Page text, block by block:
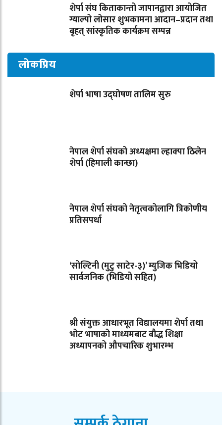
शेर्पा संघ किताकान्तो जापानद्वारा आयोजित
ग्याल्पो लोसार शुभकामना आदान–प्रदान तथा
बृहत् सांस्कृतिक कार्यक्रम सम्पन्न
लोकप्रिय
शेर्पा भाषा उद्घोषण तालिम सुरु
नेपाल शेर्पा संघको अध्यक्षमा ल्हाक्पा ठिलेन
शेर्पा (हिमाली कान्छा)
नेपाल शेर्पा संघको नेतृत्वकोलागि त्रिकोणीय
प्रतिसपर्धा
‘सोल्टिनी (मुटु साटेर-३)’ म्युजिक भिडियो
सार्वजनिक (भिडियो सहित)
श्री संयुक्त आधारभूत विद्यालयमा शेर्पा तथा
भोट भाषाको माध्यमबाट बौद्ध शिक्षा
अध्यापनको औपचारिक शुभारम्भ